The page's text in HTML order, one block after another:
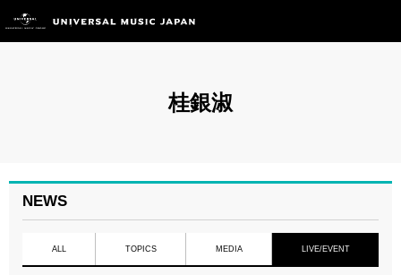
桂銀淑
NEWS
ALL TOPICS MEDIA LIVE/EVENT